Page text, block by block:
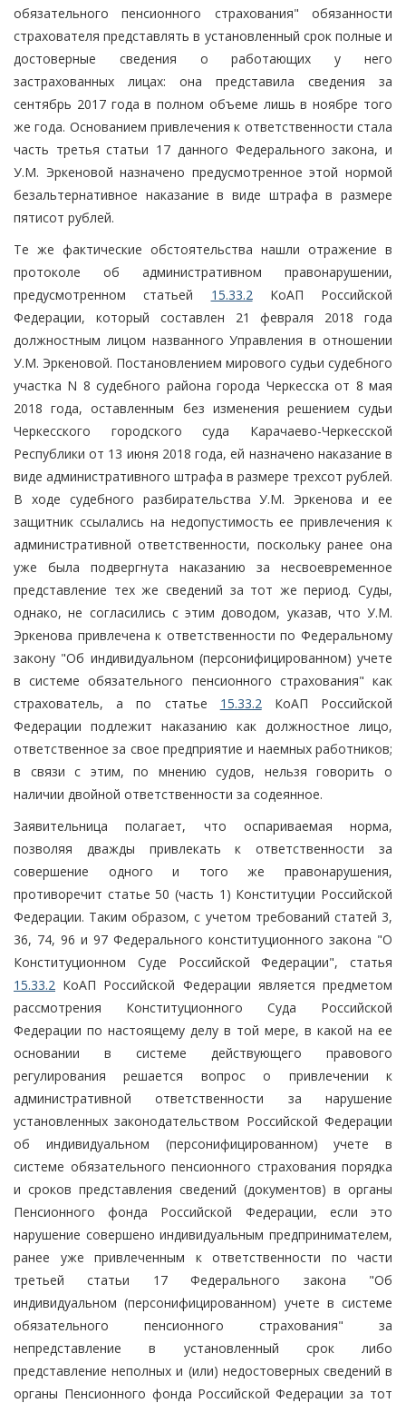
обязательного пенсионного страхования" обязанности
страхователя представлять в установленный срок полные и
достоверные сведения о работающих у него
застрахованных лицах: она представила сведения за
сентябрь 2017 года в полном объеме лишь в ноябре того
же года. Основанием привлечения к ответственности стала
часть третья статьи 17 данного Федерального закона, и
У.М. Эркеновой назначено предусмотренное этой нормой
безальтернативное наказание в виде штрафа в размере
пятисот рублей.
Те же фактические обстоятельства нашли отражение в
протоколе об административном правонарушении,
предусмотренном статьей 15.33.2 КоАП Российской
Федерации, который составлен 21 февраля 2018 года
должностным лицом названного Управления в отношении
У.М. Эркеновой. Постановлением мирового судьи судебного
участка N 8 судебного района города Черкесска от 8 мая
2018 года, оставленным без изменения решением судьи
Черкесского городского суда Карачаево-Черкесской
Республики от 13 июня 2018 года, ей назначено наказание в
виде административного штрафа в размере трехсот рублей.
В ходе судебного разбирательства У.М. Эркенова и ее
защитник ссылались на недопустимость ее привлечения к
административной ответственности, поскольку ранее она
уже была подвергнута наказанию за несвоевременное
представление тех же сведений за тот же период. Суды,
однако, не согласились с этим доводом, указав, что У.М.
Эркенова привлечена к ответственности по Федеральному
закону "Об индивидуальном (персонифицированном) учете
в системе обязательного пенсионного страхования" как
страхователь, а по статье 15.33.2 КоАП Российской
Федерации подлежит наказанию как должностное лицо,
ответственное за свое предприятие и наемных работников;
в связи с этим, по мнению судов, нельзя говорить о
наличии двойной ответственности за содеянное.
Заявительница полагает, что оспариваемая норма,
позволяя дважды привлекать к ответственности за
совершение одного и того же правонарушения,
противоречит статье 50 (часть 1) Конституции Российской
Федерации. Таким образом, с учетом требований статей 3,
36, 74, 96 и 97 Федерального конституционного закона "О
Конституционном Суде Российской Федерации", статья
15.33.2 КоАП Российской Федерации является предметом
рассмотрения Конституционного Суда Российской
Федерации по настоящему делу в той мере, в какой на ее
основании в системе действующего правового
регулирования решается вопрос о привлечении к
административной ответственности за нарушение
установленных законодательством Российской Федерации
об индивидуальном (персонифицированном) учете в
системе обязательного пенсионного страхования порядка
и сроков представления сведений (документов) в органы
Пенсионного фонда Российской Федерации, если это
нарушение совершено индивидуальным предпринимателем,
ранее уже привлеченным к ответственности по части
третьей статьи 17 Федерального закона "Об
индивидуальном (персонифицированном) учете в системе
обязательного пенсионного страхования" за
непредставление в установленный срок либо
представление неполных и (или) недостоверных сведений в
органы Пенсионного фонда Российской Федерации за тот